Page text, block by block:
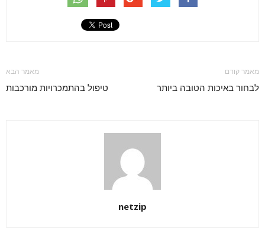
מאמר קודם
לבחור באיכות הטובה ביותר
מאמר הבא
טיפול בהתמכרויות מורכבות
netzip